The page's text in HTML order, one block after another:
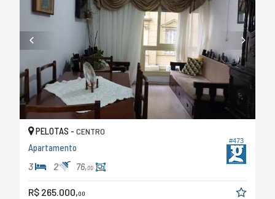
#473
PELOTAS - CENTRO
Apartamento
3 2 76,00
R$ 265.000,00